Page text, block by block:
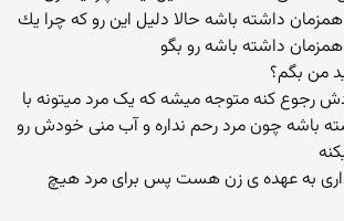
داشته باشه حالا دلیل این رو كه چرا یك
داشته باشه رو بگو
من بگم؟
کنه متوجه میشه که یک مرد میتونه با
باشه چون مرد رحم نداره و آب منی خودش رو
به عهده ی زن هست پس برای مرد هیچ